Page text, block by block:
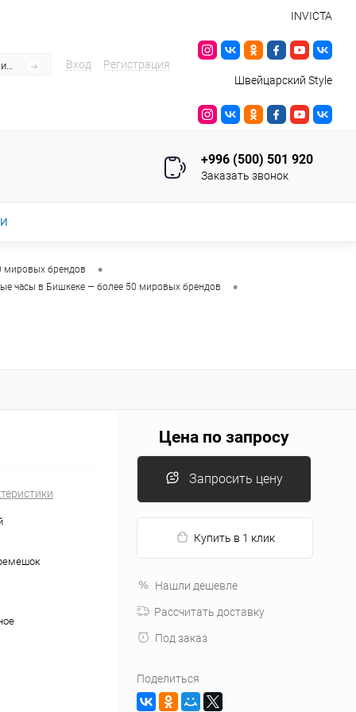
Вход Регистрация
INVICTA
Швейцарский Style
+996 (500) 501 920
Заказать звонок
мировых брендов •
часы в Бишкеке — более 50 мировых брендов •
Цена по запросу
Запросить цену
Купить в 1 клик
Нашли дешевле
Рассчитать доставку
Под заказ
Поделиться